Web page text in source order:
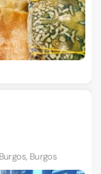
Burgos